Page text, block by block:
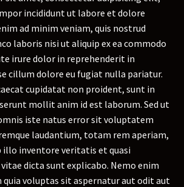
incididunt ut labore et dolore
ad minim veniam, quis nostrud
laboris nisi ut aliquip ex ea commodo
irure dolor in reprehenderit in
cillum dolore eu fugiat nulla pariatur.
cupidatat non proident, sunt in
mollit anim id est laborum. Sed ut
iste natus error sit voluptatem
laudantium, totam rem aperiam,
illo inventore veritatis et quasi
dicta sunt explicabo. Nemo enim
voluptas sit aspernatur aut odit aut